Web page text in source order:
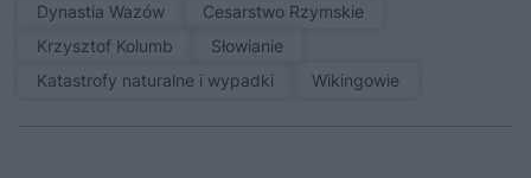
Dynastia Wazów
Cesarstwo Rzymskie
Krzysztof Kolumb
Słowianie
Katastrofy naturalne i wypadki
Wikingowie